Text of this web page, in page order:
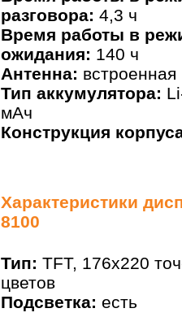
разговора: 4,3 ч
Время работы в
ожидания: 140 ч
Антенна: встроенная
Тип аккумулятора:
мАч
Конструкция
Характеристики
8100
Тип: TFT, 176x220
цветов
Подсветка: есть